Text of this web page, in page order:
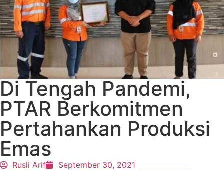
Di Tengah Pandemi,
PTAR Berkomitmen
Pertahankan Produksi
Emas
Rusli Arif September 30, 2021